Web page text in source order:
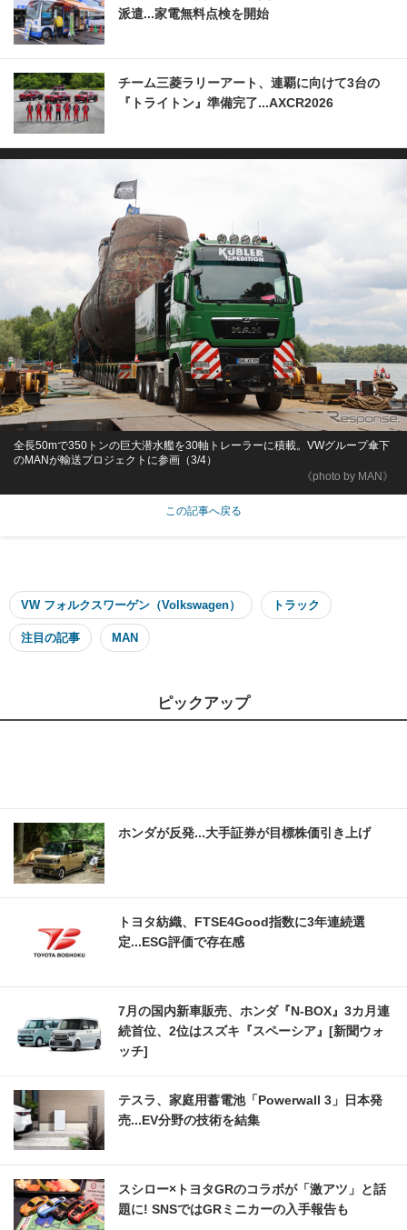
派遣...家電無料点検を開始
チーム三菱ラリーアート、連覇に向けて3台の
『トライトン』準備完了...AXCR2026
《photo by MAN》
全長50mで350トンの巨大潜水艦を30軸トレーラーに積載。VWグループ傘下
のMANが輸送プロジェクトに参画（3/4）
この記事へ戻る
VW フォルクスワーゲン（Volkswagen） トラック
注目の記事 MAN
ピックアップ
ホンダが反発...大手証券が目標株価引き上げ
トヨタ紡織、FTSE4Good指数に3年連続選
定...ESG評価で存在感
7月の国内新車販売、ホンダ『N-BOX』3カ月連
続首位、2位はスズキ『スペーシア』[新聞ウォ
ッチ]
テスラ、家庭用蓄電池「Powerwall 3」日本発
売...EV分野の技術を結集
スシロー×トヨタGRのコラボが「激アツ」と話
題に! SNSではGRミニカーの入手報告も